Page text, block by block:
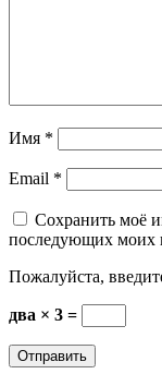
Имя *
Email *
Сохранить моё
последующих моих
Пожалуйста,
два × 3 =